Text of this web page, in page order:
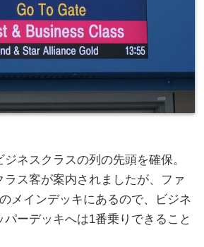
ネスクラスの列の先頭を確保。
ス客が案内されましたが、ファ
メインデッキにあるので、ビジネ
ーデッキへは1番乗りできること